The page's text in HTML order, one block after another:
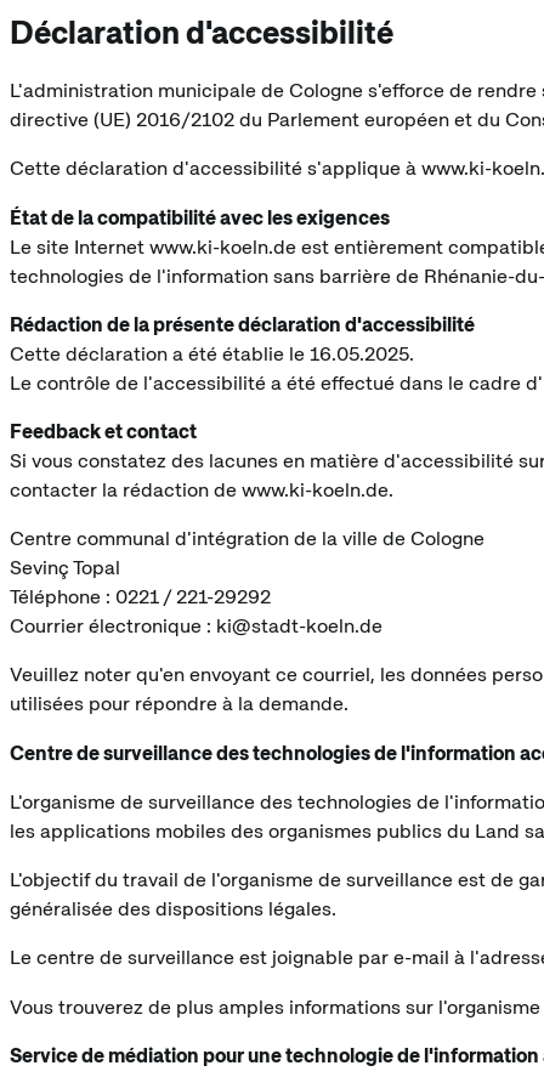
Déclaration d'accessibilité
L'administration municipale de Cologne s'efforce de
directive (UE) 2016/2102 du Parlement européen et du
Cette déclaration d'accessibilité s'applique à www.ki-
État de la compatibilité avec les exigences
Le site Internet www.ki-koeln.de est entièrement
technologies de l'information sans barrière de Rhénanie-
Rédaction de la présente déclaration d'accessibilité
Cette déclaration a été établie le 16.05.2025.
Le contrôle de l'accessibilité a été effectué dans le cadre
Feedback et contact
Si vous constatez des lacunes en matière d'accessibilité
contacter la rédaction de www.ki-koeln.de.
Centre communal d'intégration de la ville de Cologne
Sevinç Topal
Téléphone : 0221 / 221-29292
Courrier électronique : ki@stadt-koeln.de
Veuillez noter qu'en envoyant ce courriel, les données
utilisées pour répondre à la demande.
Centre de surveillance des technologies de l'information
L'organisme de surveillance des technologies de
les applications mobiles des organismes publics du Land
L'objectif du travail de l'organisme de surveillance est de
généralisée des dispositions légales.
Le centre de surveillance est joignable par e-mail à
Vous trouverez de plus amples informations sur
Service de médiation pour une technologie de